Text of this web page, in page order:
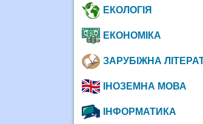
ЕКОЛОГІЯ
ЕКОНОМІКА
ЗАРУБІЖНА
ІНОЗЕМНА МОВА
ІНФОРМАТИКА